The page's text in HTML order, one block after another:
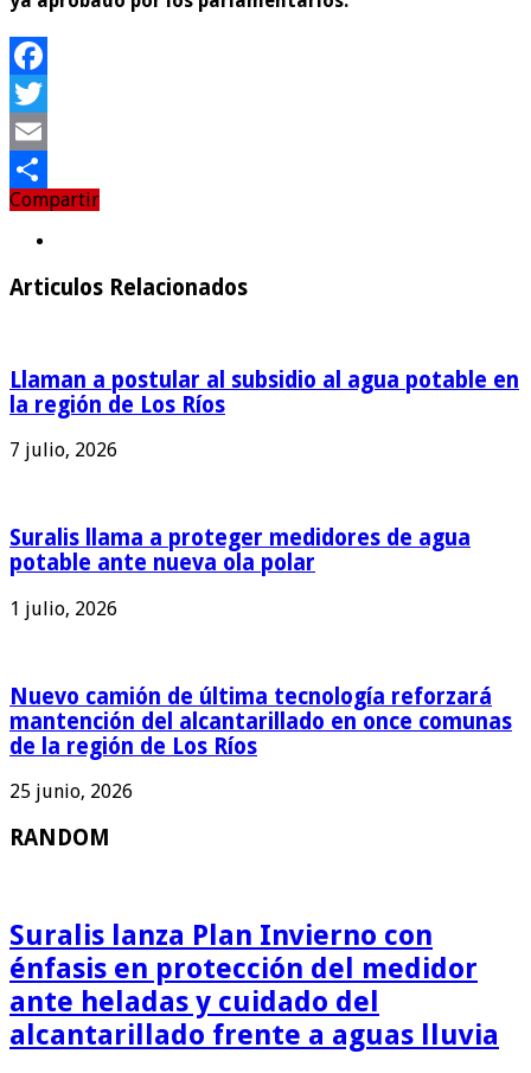
Facebook
Twitter
Email
Compartir
Compartir
Articulos Relacionados
Llaman a postular al subsidio al agua potable en
la región de Los Ríos
7 julio, 2026
Suralis llama a proteger medidores de agua
potable ante nueva ola polar
1 julio, 2026
Nuevo camión de última tecnología reforzará
mantención del alcantarillado en once comunas
de la región de Los Ríos
25 junio, 2026
RANDOM
Suralis lanza Plan Invierno con
énfasis en protección del medidor
ante heladas y cuidado del
alcantarillado frente a aguas lluvia